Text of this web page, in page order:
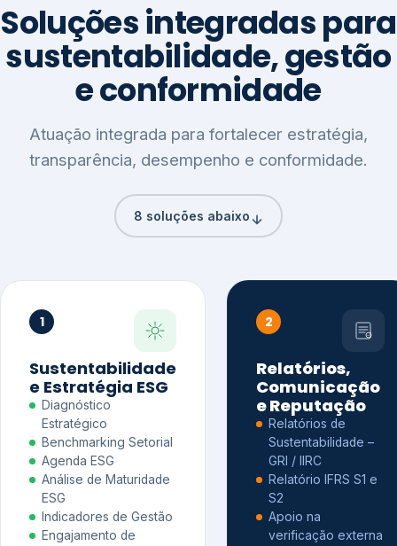
Soluções integradas para
sustentabilidade, gestão
e conformidade
Atuação integrada para fortalecer estratégia,
transparência, desempenho e conformidade.
8 soluções abaixo
1
Sustentabilidade
e Estratégia ESG
Diagnóstico
Estratégico
Benchmarking Setorial
Agenda ESG
Análise de Maturidade
ESG
Indicadores de Gestão
Engajamento de
2
Relatórios,
Comunicação
e Reputação
Relatórios de
Sustentabilidade –
GRI / IIRC
Relatório IFRS S1 e
S2
Apoio na
verificação externa